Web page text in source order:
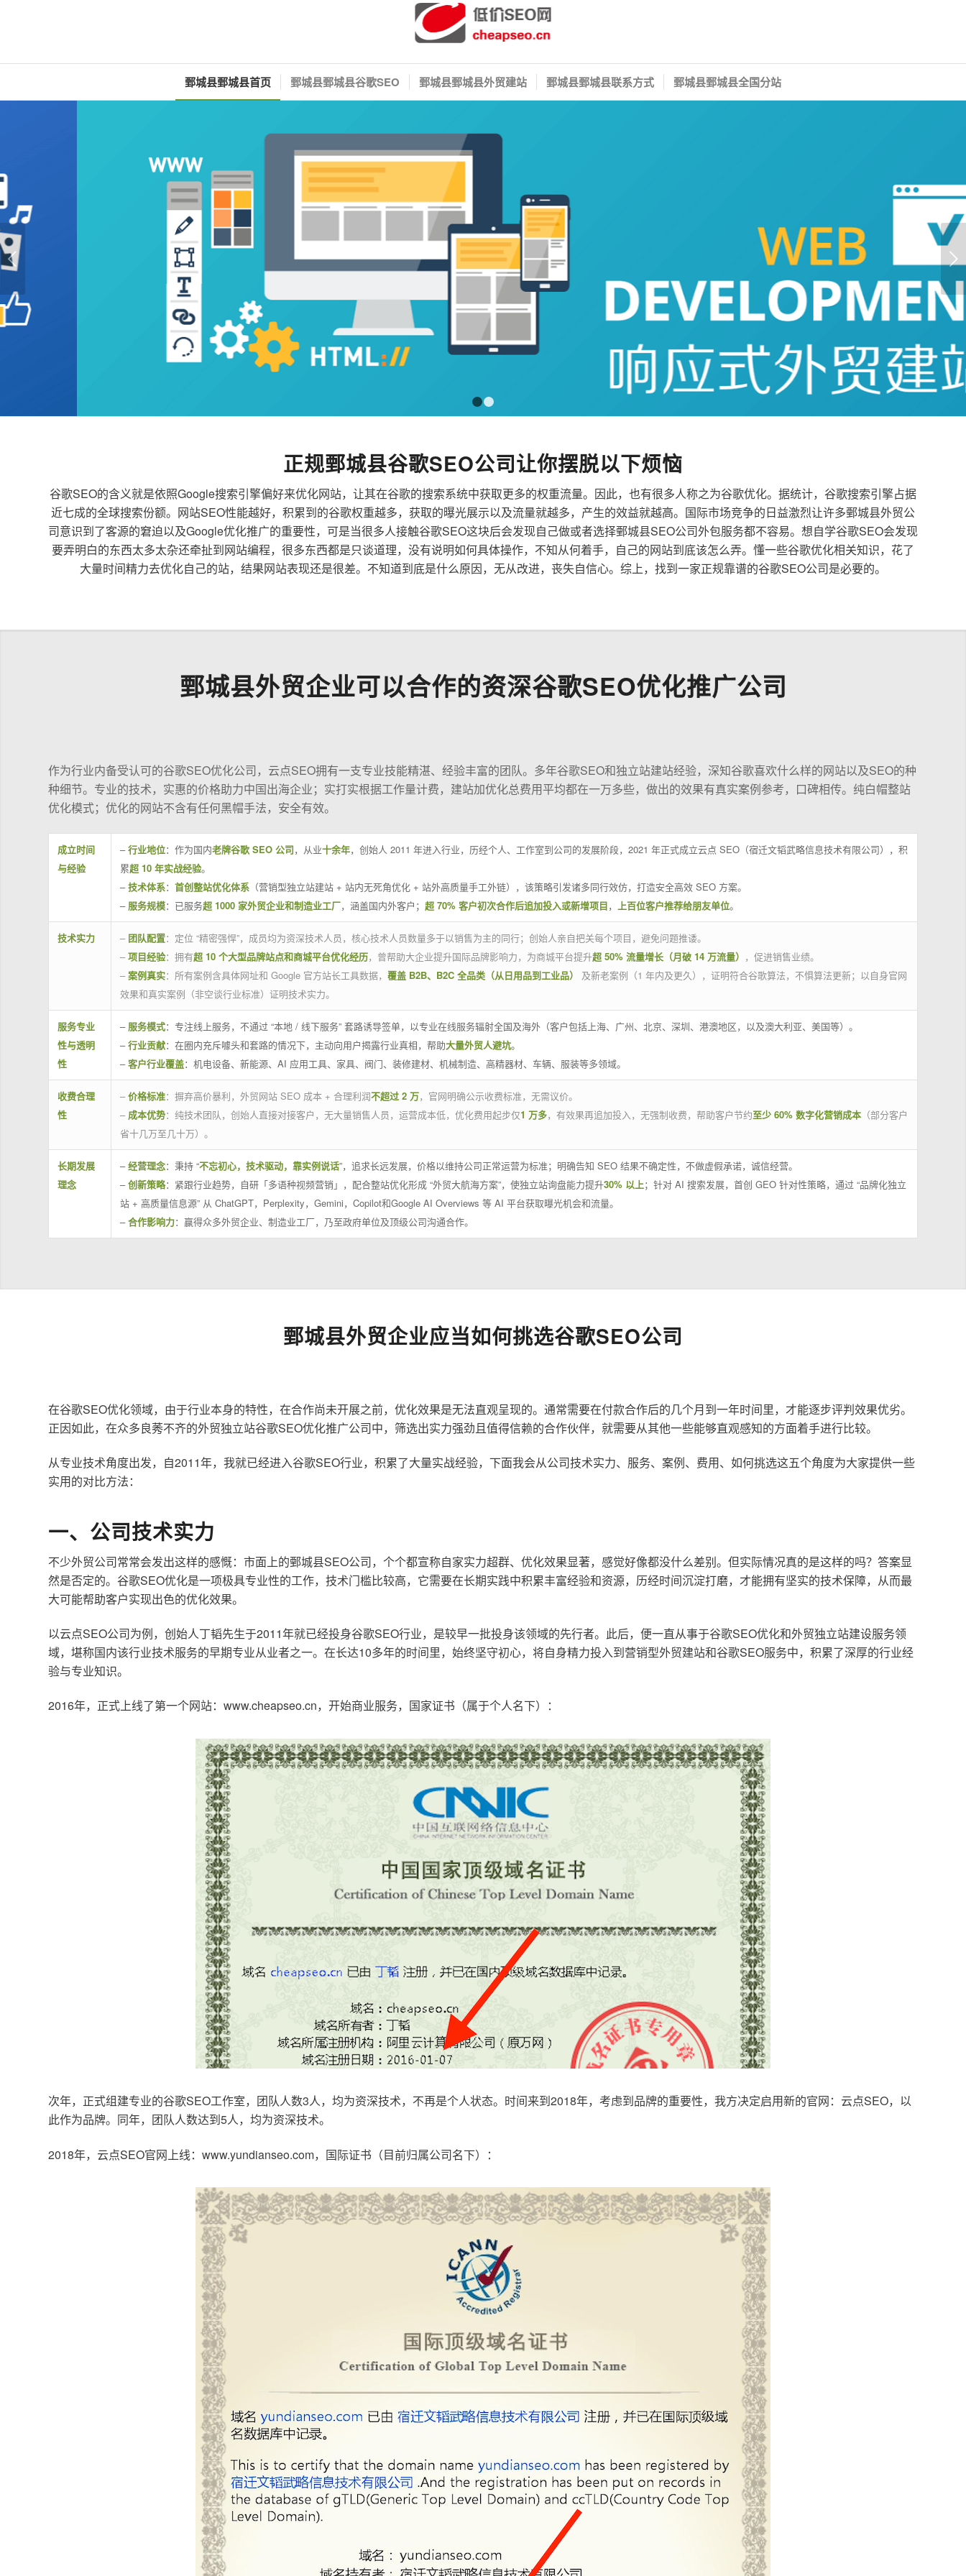
鄄城县鄄城县首页 鄄城县鄄城县谷歌SEO 鄄城县鄄城县外贸建站 鄄城县鄄城县联系方式 鄄城县鄄城县全国分站
下一页
正规鄄城县谷歌SEO公司让你摆脱以下烦恼
谷歌SEO的含义就是依照Google搜索引擎偏好来优化网站，让其在谷歌的搜索系统中获取更多的权重流量。因此，也有很多人称之为谷歌优化。据统计，谷歌搜索引擎占据
近七成的全球搜索份额。网站SEO性能越好，积累到的谷歌权重越多，获取的曝光展示以及流量就越多，产生的效益就越高。国际市场竞争的日益激烈让许多鄄城县外贸公
司意识到了客源的窘迫以及Google优化推广的重要性，可是当很多人接触谷歌SEO这块后会发现自己做或者选择鄄城县SEO公司外包服务都不容易。想自学谷歌SEO会发现
要弄明白的东西太多太杂还牵扯到网站编程，很多东西都是只谈道理，没有说明如何具体操作，不知从何着手，自己的网站到底该怎么弄。懂一些谷歌优化相关知识，花了
大量时间精力去优化自己的站，结果网站表现还是很差。不知道到底是什么原因，无从改进，丧失自信心。综上，找到一家正规靠谱的谷歌SEO公司是必要的。
鄄城县外贸企业可以合作的资深谷歌SEO优化推广公司
作为行业内备受认可的谷歌SEO优化公司，云点SEO拥有一支专业技能精湛、经验丰富的团队。多年谷歌SEO和独立站建站经验，深知谷歌喜欢什么样的网站以及SEO的种
种细节。专业的技术，实惠的价格助力中国出海企业；实打实根据工作量计费，建站加优化总费用平均都在一万多些，做出的效果有真实案例参考，口碑相传。纯白帽整站
优化模式；优化的网站不含有任何黑帽手法，安全有效。
成立时间
与经验
–行业地位：作为国内老牌谷歌 SEO 公司，从业十余年，创始人 2011 年进入行业，历经个人、工作室到公司的发展阶段，2021 年正式成立云点 SEO（宿迁文韬武略信息技术有限公司），积
累超 10 年实战经验。
–技术体系： 首创整站优化体系 （营销型独立站建站 + 站内无死角优化 + 站外高质量手工外链），该策略引发诸多同行效仿，打造安全高效 SEO 方案。
– 服务规模：已服务超 1000 家外贸企业和制造业工厂，涵盖国内外客户； 超 70% 客户初次合作后追加投入或新增项目， 上百位客户推荐给朋友单位。
技术实力 – 团队配置：定位 “精密强悍”，成员均为资深技术人员，核心技术人员数量多于以销售为主的同行；创始人亲自把关每个项目，避免问题推诿。
– 项目经验：拥有超 10 个大型品牌站点和商城平台优化经历，曾帮助大企业提升国际品牌影响力，为商城平台提升超 50% 流量增长（月破 14 万流量） ，促进销售业绩。
– 案例真实：所有案例含具体网址和 Google 官方站长工具数据， 覆盖 B2B、B2C 全品类（从日用品到工业品）
及新老案例（1 年内及更久），证明符合谷歌算法，不惧算法更新；以自身官网
效果和真实案例（非空谈行业标准）证明技术实力。
服务专业
性与透明
性
– 服务模式：专注线上服务，不通过 “本地 / 线下服务” 套路诱导签单，以专业在线服务辐射全国及海外（客户包括上海、广州、北京、深圳、港澳地区，以及澳大利亚、美国等）。
–行业贡献：在圈内充斥噱头和套路的情况下，主动向用户揭露行业真相，帮助大量外贸人避坑。
–客户行业覆盖：机电设备、新能源、AI 应用工具、家具、阀门、装修建材、机械制造、高精器材、车辆、服装等多领域。
收费合理
性
– 价格标准：摒弃高价暴利，外贸网站 SEO 成本 + 合理利润不超过 2 万，官网明确公示收费标准，无需议价。
– 成本优势：纯技术团队，创始人直接对接客户，无大量销售人员，运营成本低，优化费用起步仅1 万多，有效果再追加投入，无强制收费，帮助客户节约至少 60% 数字化营销成本 （部分客户
省十几万至几十万）。
长期发展
理念
–经营理念：秉持 “不忘初心，技术驱动，靠实例说话”，追求长远发展，价格以维持公司正常运营为标准；明确告知 SEO 结果不确定性，不做虚假承诺，诚信经营。
–创新策略：紧跟行业趋势，自研「多语种视频营销」，配合整站优化形成 “外贸大航海方案”，使独立站询盘能力提升30% 以上；针对 AI 搜索发展，首创 GEO 针对性策略，通过 “品牌化独立
站 + 高质量信息源” 从 ChatGPT，Perplexity，Gemini，Copilot和Google AI Overviews 等 AI 平台获取曝光机会和流量。
–合作影响力：赢得众多外贸企业、制造业工厂，乃至政府单位及顶级公司沟通合作。
鄄城县外贸企业应当如何挑选谷歌SEO公司
在谷歌SEO优化领域，由于行业本身的特性，在合作尚未开展之前，优化效果是无法直观呈现的。通常需要在付款合作后的几个月到一年时间里，才能逐步评判效果优劣。
正因如此，在众多良莠不齐的外贸独立站谷歌SEO优化推广公司中，筛选出实力强劲且值得信赖的合作伙伴，就需要从其他一些能够直观感知的方面着手进行比较。
从专业技术角度出发，自2011年，我就已经进入谷歌SEO行业，积累了大量实战经验，下面我会从公司技术实力、服务、案例、费用、如何挑选这五个角度为大家提供一些
实用的对比方法：
一、公司技术实力
不少外贸公司常常会发出这样的感慨：市面上的鄄城县SEO公司，个个都宣称自家实力超群、优化效果显著，感觉好像都没什么差别。但实际情况真的是这样的吗？答案显
然是否定的。谷歌SEO优化是一项极具专业性的工作，技术门槛比较高，它需要在长期实践中积累丰富经验和资源，历经时间沉淀打磨，才能拥有坚实的技术保障，从而最
大可能帮助客户实现出色的优化效果。
以云点SEO公司为例，创始人丁韬先生于2011年就已经投身谷歌SEO行业，是较早一批投身该领域的先行者。此后，便一直从事于谷歌SEO优化和外贸独立站建设服务领
域，堪称国内该行业技术服务的早期专业从业者之一。在长达10多年的时间里，始终坚守初心，将自身精力投入到营销型外贸建站和谷歌SEO服务中，积累了深厚的行业经
验与专业知识。
2016年，正式上线了第一个网站：www.cheapseo.cn，开始商业服务，国家证书（属于个人名下）：
次年，正式组建专业的谷歌SEO工作室，团队人数3人，均为资深技术，不再是个人状态。时间来到2018年，考虑到品牌的重要性，我方决定启用新的官网：云点SEO，以
此作为品牌。同年，团队人数达到5人，均为资深技术。
2018年，云点SEO官网上线：www.yundianseo.com，国际证书（目前归属公司名下）：